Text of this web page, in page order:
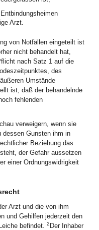
Arzt.
von Notfällen eingeteilt ist
nicht behandelt hat,
nach Satz 1 auf die
des
Umstände
ist, daß der behandelnde
fehlenden
verweigern, wenn sie
dessen Gunsten ihm in
Beziehung das
der Gefahr aussetzen
einer Ordnungswidrigkeit
Arzt und die von ihm
und Gehilfen jederzeit den
befindet. 2 Der Inhaber